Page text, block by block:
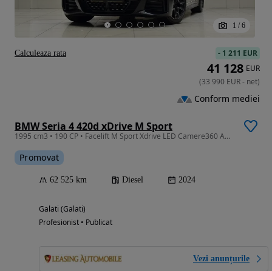
1 / 6
BMW Seria 4 420d xDrive M Sport
1995 cm3 • 190 CP • Facelift M Sport Xdrive LED Camere360 ACC Headup Display Garantie
Promovat
62 525 km Diesel 2024
Galati (Galati)
Profesionist • Publicat
Vezi anunțurile
- 1 211 EUR
41 128 EUR
(33 990 EUR- net)
Conform mediei
Calculeaza rata